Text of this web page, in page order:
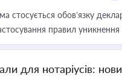
стосується обов’язку
правил
для нотаріусів: